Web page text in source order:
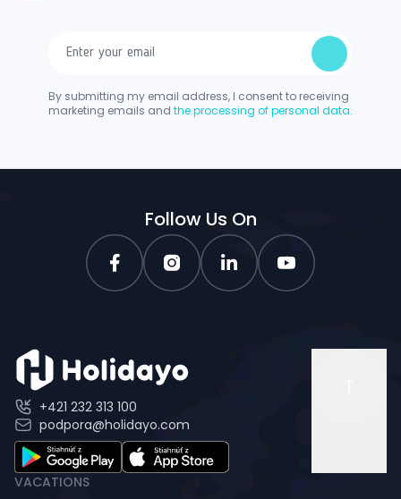
By submitting my email address, I consent to receiving
marketing emails and the processing of personal data.
Follow Us On
+421 232 313 100
podpora@holidayo.com
VACATIONS